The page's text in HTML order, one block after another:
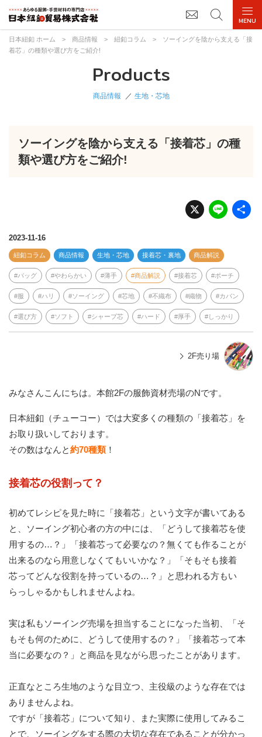
日本紐釦 ホーム > 商品情報 > 紐釦コラム >
ソーイングを陰から支える「接
着芯」の種類や選び方をご紹介!
Products
商品情報 生地・芯地
ソーイングを陰から支える「接着芯」の種
類や選び方をご紹介!
X Li
n
2023-11-16
紐釦コラム 商品情報 生地・芯地 接着芯・裏地 商品解説
バッグ やわらかい 薄手 商品解説 接着芯 ポーチ
服 ハリ ソーイング 芯地 不織布 織物 カバン
選び方 ソフト シャープ芯 ハード 厚手 しっかり
2F売り場
みなさんこんにちは。本館2Fの服飾資材売場のNです。
日本紐釦（チューコー）では大変多くの種類の「接着芯」を
お取り扱いしております。
その数はなんと約70種類！
接着芯の役割って？
初めてレシピを見た時に「接着芯」という文字が書いてある
と、ソーイング初心者の方の中には、「どうして接着芯を使
用するの…？」「接着芯って必要なの？無くても作ることが
出来るのなら用意しなくてもいいかな？」「そもそも接着
芯ってどんな役割を持っているの…？」と思われる方もい
らっしゃるかもしれませんよね。
実は私もソーイング売場を担当することになった当初、「そ
もそも何のために、どうして使用するの？」「接着芯って本
当に必要なの？」と商品を見ながら思ったことがあります。
正直なところ生地のような目立つ、主役級のような存在では
ありませんよね。
ですが「接着芯」について知り、また実際に使用してみるこ
とで、ソーイングをする際の大切な存在であることが分かっ